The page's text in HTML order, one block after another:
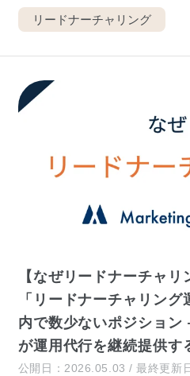
リードナーチャリング
【なぜリードナーチャ
「リードナーチャリン
内で数少ないポジショ
が運用代行を継続提供す
公開日：2026.05.03 / 最終更新